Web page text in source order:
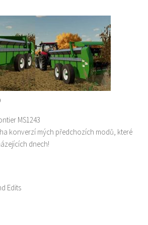
MS1243
konverzí mých předchozích modů, které
dnech!
Edits